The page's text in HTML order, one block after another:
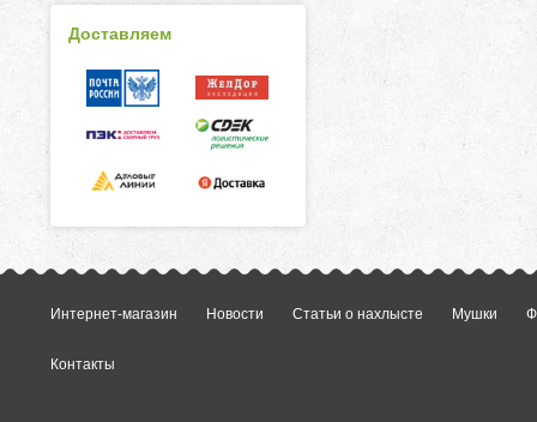
Доставляем
Интернет-магазин Новости Статьи о нахлысте Мушки
Контакты